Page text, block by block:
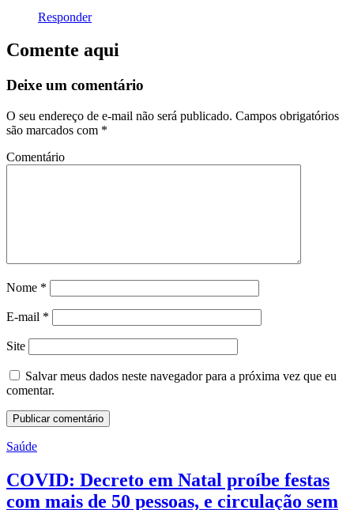
Responder
Comente aqui
Deixe um comentário
O seu endereço de e-mail não será publicado. Campos obrigatórios
são marcados com *
Comentário
Nome *
E-mail *
Site
Salvar meus dados neste navegador para a próxima vez que eu
comentar.
Saúde
COVID: Decreto em Natal proíbe festas
com mais de 50 pessoas, e circulação sem